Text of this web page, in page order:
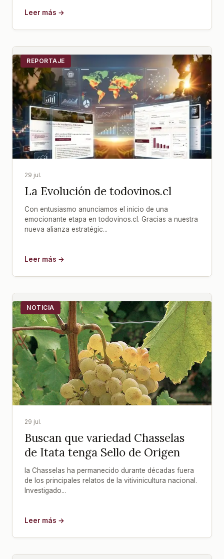
Leer más →
REPORTAJE
29 jul.
La Evolución de todovinos.cl
Con entusiasmo anunciamos el inicio de una
emocionante etapa en todovinos.cl. Gracias a nuestra
nueva alianza estratégic...
Leer más →
NOTICIA
29 jul.
Buscan que variedad Chasselas
de Itata tenga Sello de Origen
la Chasselas ha permanecido durante décadas fuera
de los principales relatos de la vitivinicultura nacional.
Investigado...
Leer más →